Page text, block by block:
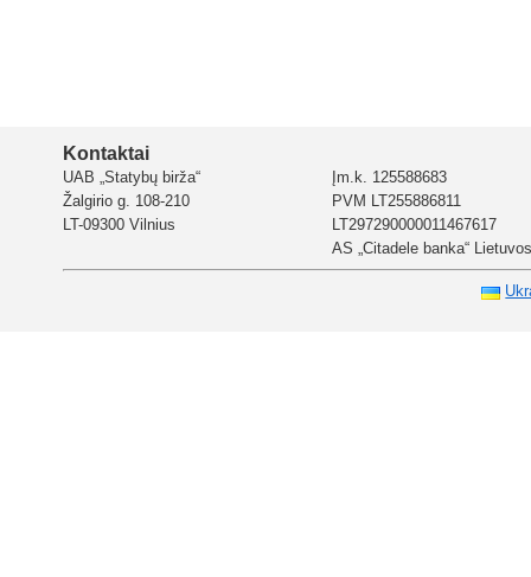
Kontaktai
UAB „Statybų birža“
Žalgirio g. 108-210
LT-09300 Vilnius
Įm.k. 125588683
PVM LT255886811
LT297290000011467617
AS „Citadele banka“